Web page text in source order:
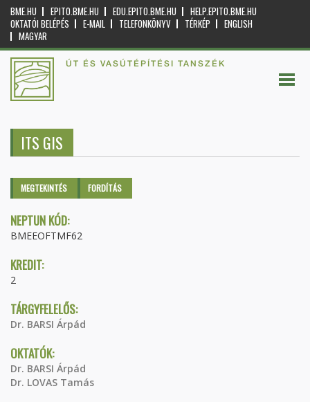
BME.HU EPITO.BME.HU EDU.EPITO.BME.HU
HELP.EPITO.BME.HU
OKTATÓI BELÉPÉS
E-MAIL TELEFONKÖNYV TÉRKÉP
ENGLISH
MAGYAR
ÚT ÉS VASÚTÉPÍTÉSI TANSZÉK
ITS GIS
Elsődleges fülek
MEGTEKINTÉS (AKTÍVFORDÍTÁS
NEPTUN KÓD:
BMEEOFTMF62
KREDIT:
2
TÁRGYFELELŐS:
Dr. BARSI Árpád
OKTATÓK:
Dr. BARSI Árpád
Dr. LOVAS Tamás